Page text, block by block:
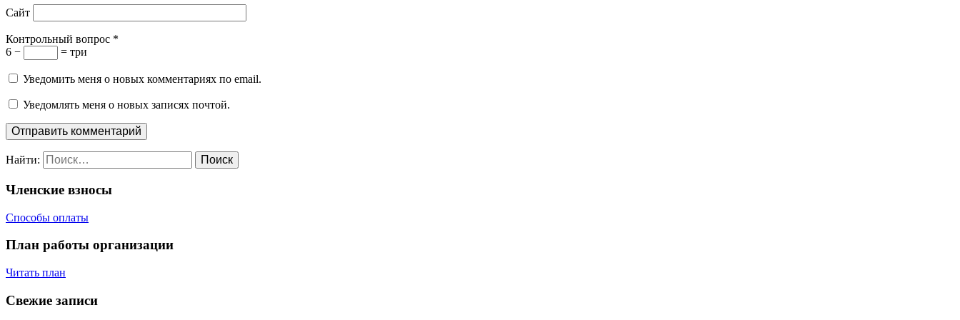
Сайт
Контрольный вопрос *
6 −
= три
Уведомить меня о новых комментариях по email.
Уведомлять меня о новых записях почтой.
Найти:
Членские взносы
Способы оплаты
План работы организации
Читать план
Свежие записи